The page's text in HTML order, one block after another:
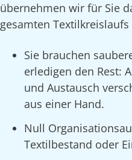
übernehmen wir für Sie
gesamten
Sie brauchen
erledigen den Rest:
und Austausch
aus einer Hand.
Null
Textilbestand oder